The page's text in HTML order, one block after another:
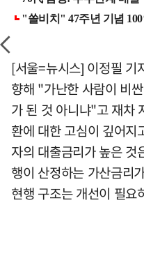
[서울=뉴시스] 이정필 기
향해 "가난한 사람이 비
가 된 것 아니냐"고 재차
환에 대한 고심이 깊어지
자의 대출금리가 높은 것
행이 산정하는 가산금리
현행 구조는 개선이 필요